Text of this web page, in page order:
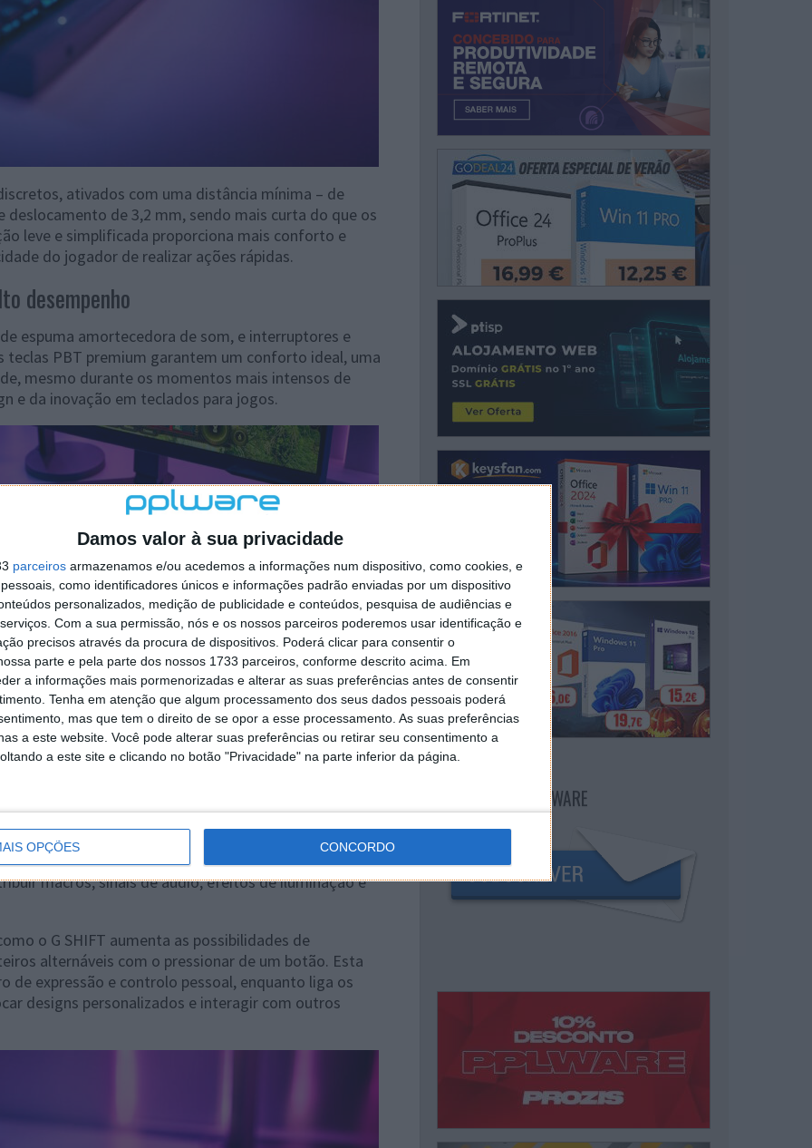
Damos valor à sua privacidade
parceiros armazenamos e/ou acedemos a informações num dispositivo, como cookies, e
como identificadores únicos e informações padrão enviadas por um dispositivo
personalizados, medição de publicidade e conteúdos, pesquisa de audiências e
Com a sua permissão, nós e os nossos parceiros poderemos usar identificação e
precisos através da procura de dispositivos. Poderá clicar para consentir o
parte e pela parte dos nossos 1733 parceiros, conforme descrito acima. Em
a informações mais pormenorizadas e alterar as suas preferências antes de consentir
Tenha em atenção que algum processamento dos seus dados pessoais poderá
mas que tem o direito de se opor a esse processamento. As suas preferências
a este website. Você pode alterar suas preferências ou retirar seu consentimento a
a este site e clicando no botão "Privacidade" na parte inferior da página.
OPÇÕES CONCORDO
ativados com uma distância mínima – de
de 3,2 mm, sendo mais curta do que os
leve e simplificada proporciona mais conforto e
do jogador de realizar ações rápidas.
desempenho
espuma amortecedora de som, e interruptores e
teclas PBT premium garantem um conforto ideal, uma
mesmo durante os momentos mais intensos de
e da inovação em teclados para jogos.
anunciada tecnologia da Logitech G -
recursos de personalização muito além do que um
até 15 ações diferentes, permitindo aos
macros, sinais de áudio, efeitos de iluminação e
o G SHIFT aumenta as possibilidades de
alternáveis com o pressionar de um botão. Esta
de expressão e controlo pessoal, enquanto liga os
designs personalizados e interagir com outros
NEWSLETTER PPLWARE